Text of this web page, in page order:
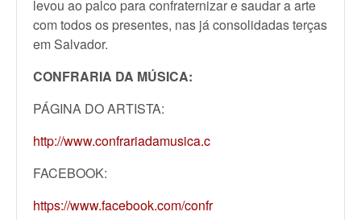
levou ao palco para confraternizar e saudar a arte
com todos os presentes, nas já consolidadas terças
em Salvador.
CONFRARIA DA MÚSICA:
PÁGINA DO ARTISTA:
http://www.confrariadamusica.c
FACEBOOK:
https://www.facebook.com/confr